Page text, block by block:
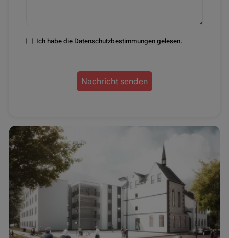
Ich habe die Datenschutzbestimmungen gelesen.
Nachricht senden